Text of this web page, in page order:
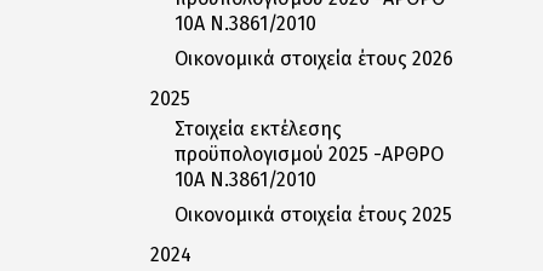
10Α Ν.3861/2010
Οικονομικά στοιχεία έτους 2026
2025
Στοιχεία εκτέλεσης
προϋπολογισμού 2025 -ΑΡΘΡΟ
10Α Ν.3861/2010
Οικονομικά στοιχεία έτους 2025
2024